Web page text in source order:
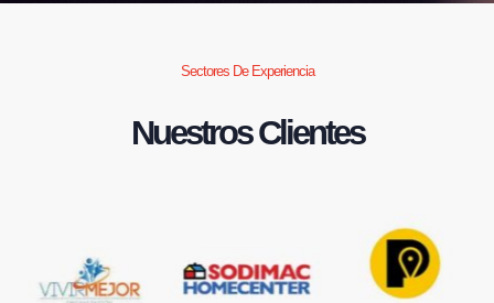
Sectores De Experiencia
Nuestros Clientes